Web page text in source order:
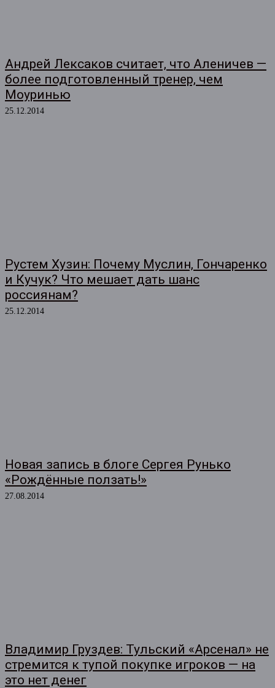
Андрей Лексаков считает, что Аленичев —
более подготовленный тренер, чем
Моуринью
25.12.2014
Рустем Хузин: Почему Муслин, Гончаренко
и Кучук? Что мешает дать шанс
россиянам?
25.12.2014
Новая запись в блоге Сергея Рунько
«Рождённые ползать!»
27.08.2014
Владимир Груздев: Тульский «Арсенал» не
стремится к тупой покупке игроков — на
это нет денег